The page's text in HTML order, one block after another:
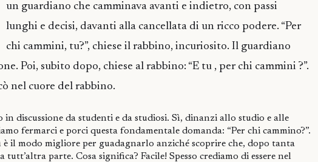
un guardiano che camminava avanti e indietro, con passi
lunghi e decisi, davanti alla cancellata di un ricco podere. “Per
chi cammini, tu?”, chiese il rabbino, incuriosito. Il guardiano
Poi, subito dopo, chiese al rabbino: “E tu , per chi cammini ?”.
nel cuore del rabbino.
in discussione da studenti e da studiosi. Sì, dinanzi allo studio e alle
fermarci e porci questa fondamentale domanda: “Per chi cammino?”.
è il modo migliore per guadagnarlo anziché scoprire che, dopo tanta
tutt’altra parte. Cosa significa? Facile! Spesso crediamo di essere nel